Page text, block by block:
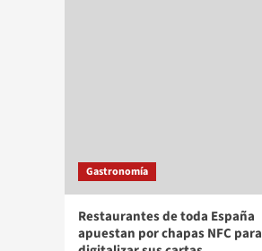
Gastronomía
Restaurantes de toda España
apuestan por chapas NFC para